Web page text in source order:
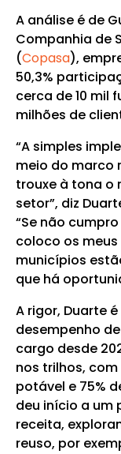
A análise é de
Companhia de
(Copasa),
50,3%
cerca de 10 mil
milhões de
“A simples
meio do marco
trouxe à tona o
setor”, diz
“Se não
coloco os
municípios
que há
A rigor, Duarte
desempenho
cargo desde
nos trilhos,
potável e 75%
deu início a um
receita,
reuso, por